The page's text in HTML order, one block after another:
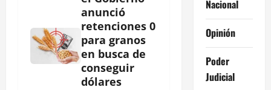
anunció
retenciones 0
para granos
en busca de
conseguir
dólares
Nacional
Opinión
Poder
Judicial